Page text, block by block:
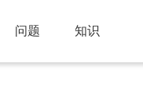
问题 知识